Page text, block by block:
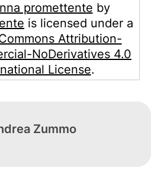
promettente by
is licensed under a
Attribution-
NoDerivatives 4.0
License.
Zummo